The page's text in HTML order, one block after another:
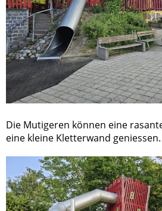
Die Mutigeren können eine
eine kleine Kletterwand geniessen.